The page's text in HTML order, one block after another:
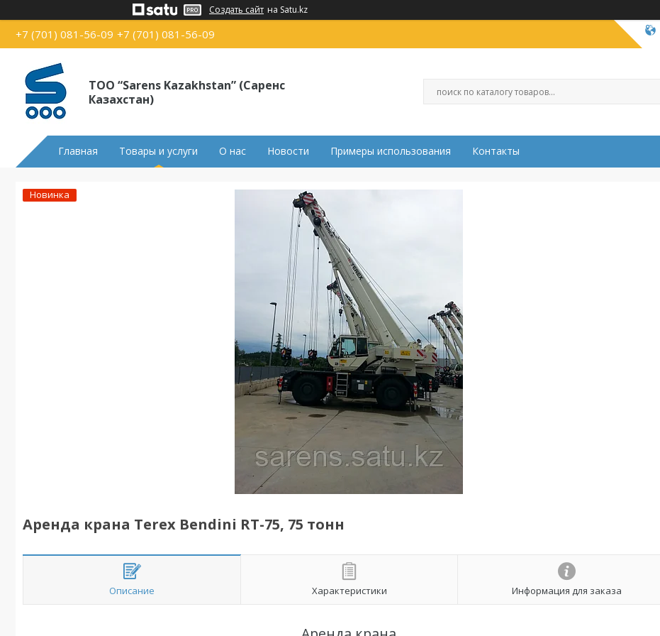
Создать сайт на Satu.kz
+7 (701) 081-56-09 +7 (701) 081-56-09
ТОО “Sarens Kazakhstan” (Саренс
Казахстан)
Главная Товары и услуги О нас Новости Примеры использования Контакты
Новинка
Аренда крана Terex Bendini RT-75, 75 тонн
Описание Характеристики Информация для заказа